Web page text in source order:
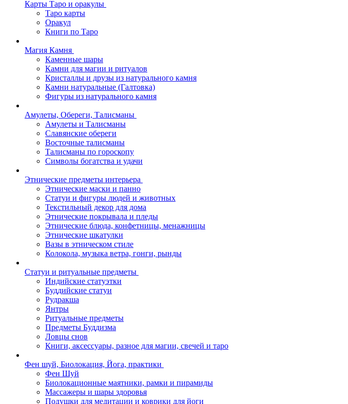
Карты Таро и оракулы
Таро карты
Оракул
Книги по Таро
Магия Камня
Каменные шары
Камни для магии и ритуалов
Кристаллы и друзы из натурального камня
Камни натуральные (Галтовка)
Фигуры из натурального камня
Амулеты, Обереги, Талисманы
Амулеты и Талисманы
Славянские обереги
Восточные талисманы
Талисманы по гороскопу
Символы богатства и удачи
Этнические предметы интерьера
Этнические маски и панно
Статуи и фигуры людей и животных
Текстильный декор для дома
Этнические покрывала и пледы
Этнические блюда, конфетницы, менажницы
Этнические шкатулки
Вазы в этническом стиле
Колокола, музыка ветра, гонги, рынды
Статуи и ритуальные предметы
Индийские статуэтки
Буддийские статуи
Рудракша
Янтры
Ритуальные предметы
Предметы Буддизма
Ловцы снов
Книги, аксессуары, разное для магии, свечей и таро
Фен шуй, Биолокация, Йога, практики
Фен Шуй
Биолокационные маятники, рамки и пирамиды
Массажеры и шары здоровья
Подушки для медитации и коврики для йоги